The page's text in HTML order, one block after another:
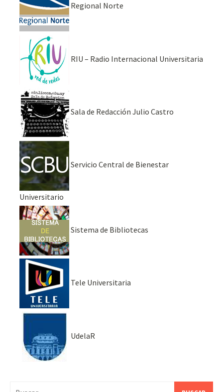
Regional Norte
RIU – Radio Internacional Universitaria
Sala de Redacción Julio Castro
Servicio Central de Bienestar
Universitario
Sistema de Bibliotecas
Tele Universitaria
UdelaR